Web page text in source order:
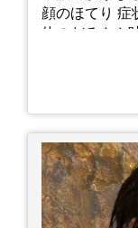
顔のほてり 症
体のだるさや
に反応しない
に医療機関へ
□涼しい場所
体を冷やして
補給しましょう 一番大切な命を守って、夏を乗
切りましょう！